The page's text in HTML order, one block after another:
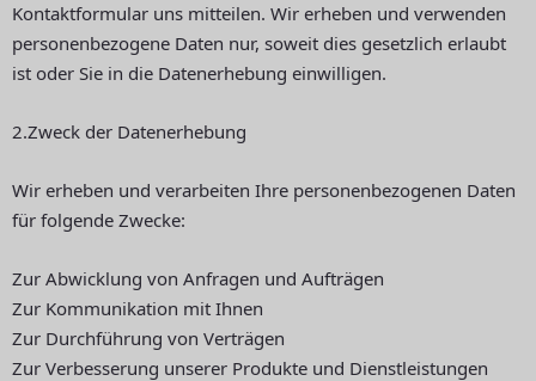
Kontaktformular uns mitteilen. Wir erheben und verwenden
personenbezogene Daten nur, soweit dies gesetzlich erlaubt
ist oder Sie in die Datenerhebung einwilligen.
2.Zweck der Datenerhebung
Wir erheben und verarbeiten Ihre personenbezogenen Daten
für folgende Zwecke:
Zur Abwicklung von Anfragen und Aufträgen
Zur Kommunikation mit Ihnen
Zur Durchführung von Verträgen
Zur Verbesserung unserer Produkte und Dienstleistungen